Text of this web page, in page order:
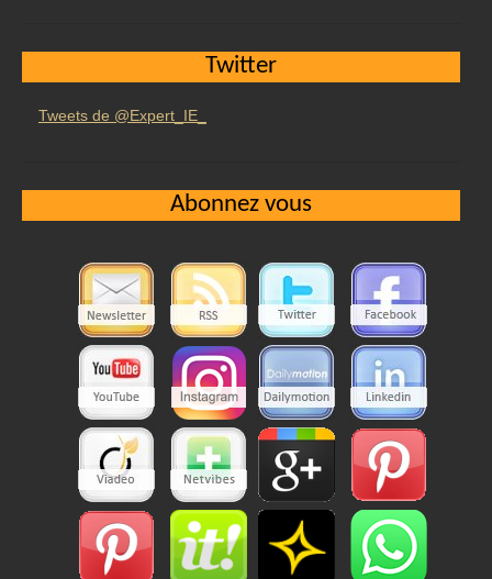
Twitter
Tweets de @Expert_IE_
Abonnez vous